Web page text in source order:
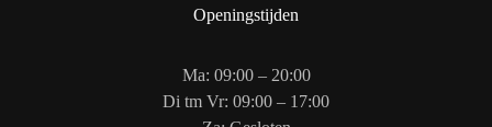
Openingstijden
Ma: 09:00 – 20:00
Di tm Vr: 09:00 – 17:00